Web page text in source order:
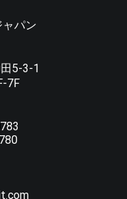
パン
5-3-1
7F